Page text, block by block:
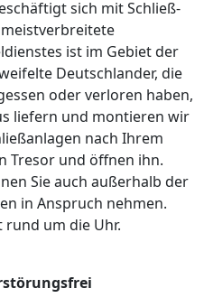
sich mit Schließ-
ist im Gebiet der
Deutschlander, die
oder verloren haben,
liefern und montieren wir
nach Ihrem
Tresor und öffnen ihn.
Sie auch außerhalb der
in Anspruch nehmen.
rund um die Uhr.